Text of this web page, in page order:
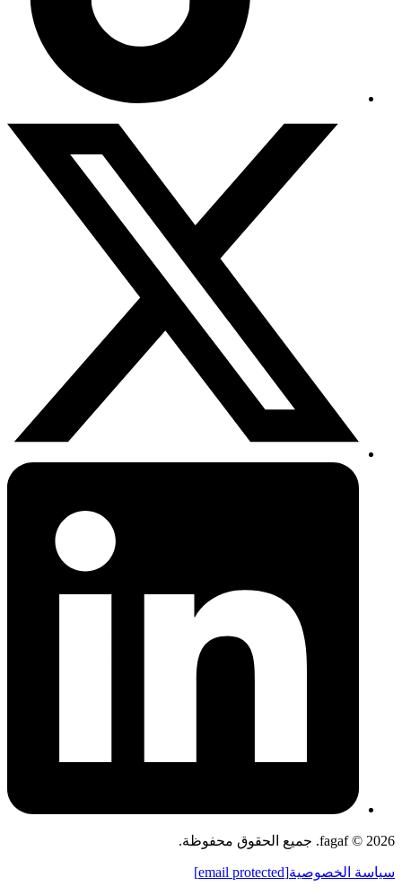
fagaf © 2026. جميع الحقوق محفوظة.
سياسة الخصوصية[email protected]